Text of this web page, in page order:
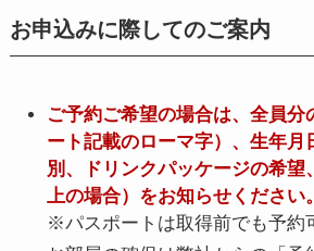
お申込みに際してのご案内
ご予約ご希望の場合は、全員分
ート記載のローマ字）、生年月
別、ドリンクパッケージの希望
上の場合）をお知らせください。
※パスポートは取得前でも予約